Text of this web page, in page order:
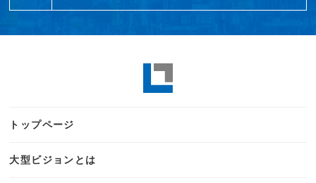
トップページ
大型ビジョンとは